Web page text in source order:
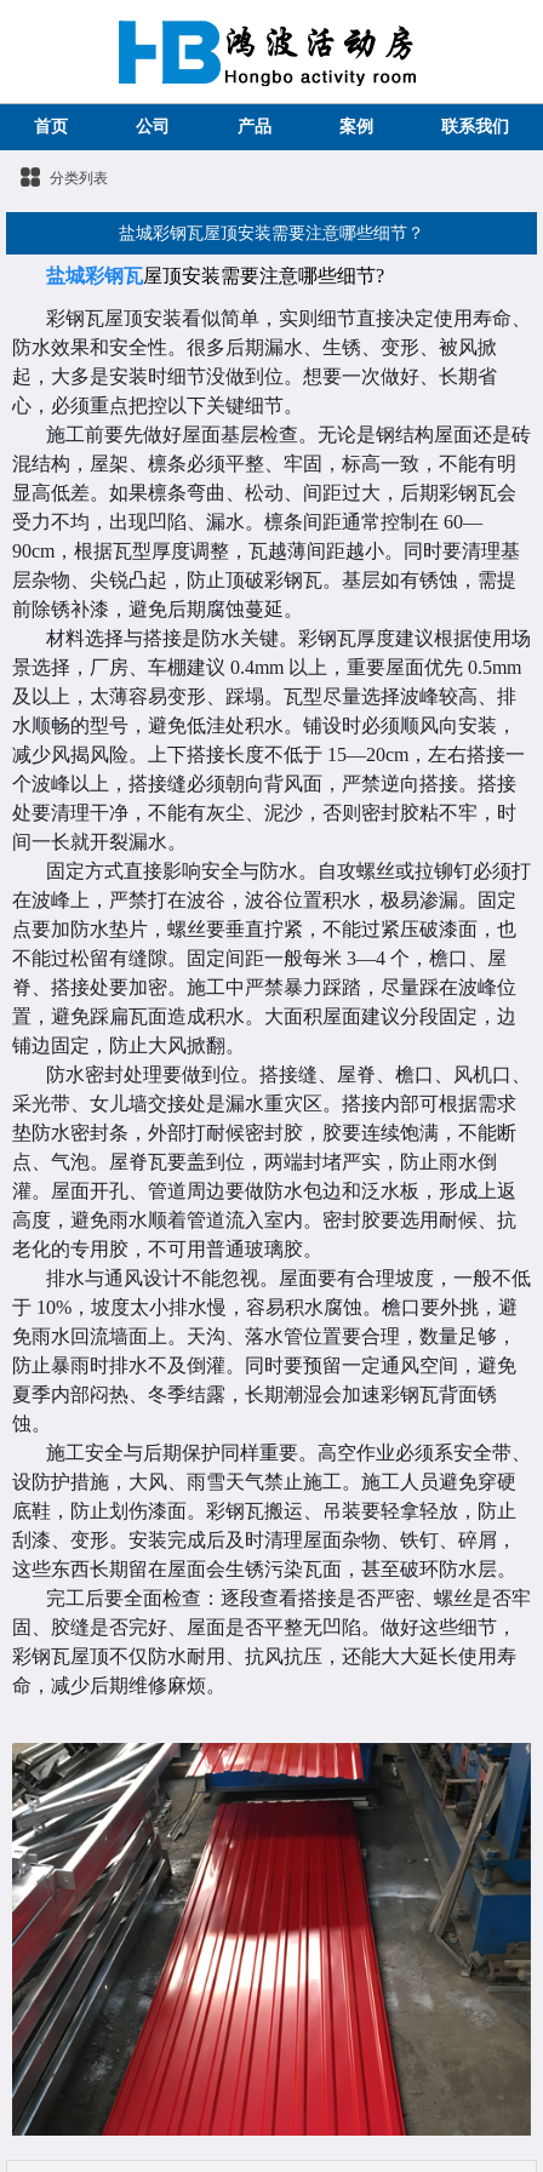
首页 公司 产品 案例 联系我们
分类列表
盐城彩钢瓦屋顶安装需要注意哪些细节？
盐城彩钢瓦屋顶安装需要注意哪些细节?
彩钢瓦屋顶安装看似简单，实则细节直接决定使用寿命、
防水效果和安全性。很多后期漏水、生锈、变形、被风掀
起，大多是安装时细节没做到位。想要一次做好、长期省
心，必须重点把控以下关键细节。
施工前要先做好屋面基层检查。无论是钢结构屋面还是砖
混结构，屋架、檩条必须平整、牢固，标高一致，不能有明
显高低差。如果檩条弯曲、松动、间距过大，后期彩钢瓦会
受力不均，出现凹陷、漏水。檩条间距通常控制在 60—
90cm，根据瓦型厚度调整，瓦越薄间距越小。同时要清理基
层杂物、尖锐凸起，防止顶破彩钢瓦。基层如有锈蚀，需提
前除锈补漆，避免后期腐蚀蔓延。
材料选择与搭接是防水关键。彩钢瓦厚度建议根据使用场
景选择，厂房、车棚建议 0.4mm 以上，重要屋面优先 0.5mm
及以上，太薄容易变形、踩塌。瓦型尽量选择波峰较高、排
水顺畅的型号，避免低洼处积水。铺设时必须顺风向安装，
减少风揭风险。上下搭接长度不低于 15—20cm，左右搭接一
个波峰以上，搭接缝必须朝向背风面，严禁逆向搭接。搭接
处要清理干净，不能有灰尘、泥沙，否则密封胶粘不牢，时
间一长就开裂漏水。
固定方式直接影响安全与防水。自攻螺丝或拉铆钉必须打
在波峰上，严禁打在波谷，波谷位置积水，极易渗漏。固定
点要加防水垫片，螺丝要垂直拧紧，不能过紧压破漆面，也
不能过松留有缝隙。固定间距一般每米 3—4 个，檐口、屋
脊、搭接处要加密。施工中严禁暴力踩踏，尽量踩在波峰位
置，避免踩扁瓦面造成积水。大面积屋面建议分段固定，边
铺边固定，防止大风掀翻。
防水密封处理要做到位。搭接缝、屋脊、檐口、风机口、
采光带、女儿墙交接处是漏水重灾区。搭接内部可根据需求
垫防水密封条，外部打耐候密封胶，胶要连续饱满，不能断
点、气泡。屋脊瓦要盖到位，两端封堵严实，防止雨水倒
灌。屋面开孔、管道周边要做防水包边和泛水板，形成上返
高度，避免雨水顺着管道流入室内。密封胶要选用耐候、抗
老化的专用胶，不可用普通玻璃胶。
排水与通风设计不能忽视。屋面要有合理坡度，一般不低
于 10%，坡度太小排水慢，容易积水腐蚀。檐口要外挑，避
免雨水回流墙面上。天沟、落水管位置要合理，数量足够，
防止暴雨时排水不及倒灌。同时要预留一定通风空间，避免
夏季内部闷热、冬季结露，长期潮湿会加速彩钢瓦背面锈
蚀。
施工安全与后期保护同样重要。高空作业必须系安全带、
设防护措施，大风、雨雪天气禁止施工。施工人员避免穿硬
底鞋，防止划伤漆面。彩钢瓦搬运、吊装要轻拿轻放，防止
刮漆、变形。安装完成后及时清理屋面杂物、铁钉、碎屑，
这些东西长期留在屋面会生锈污染瓦面，甚至破环防水层。
完工后要全面检查：逐段查看搭接是否严密、螺丝是否牢
固、胶缝是否完好、屋面是否平整无凹陷。做好这些细节，
彩钢瓦屋顶不仅防水耐用、抗风抗压，还能大大延长使用寿
命，减少后期维修麻烦。